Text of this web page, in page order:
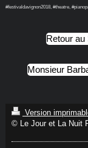
#festivaldavignon2018, #theatre,
Retour au
Monsieur
Version
© Le Jour et La Nuit